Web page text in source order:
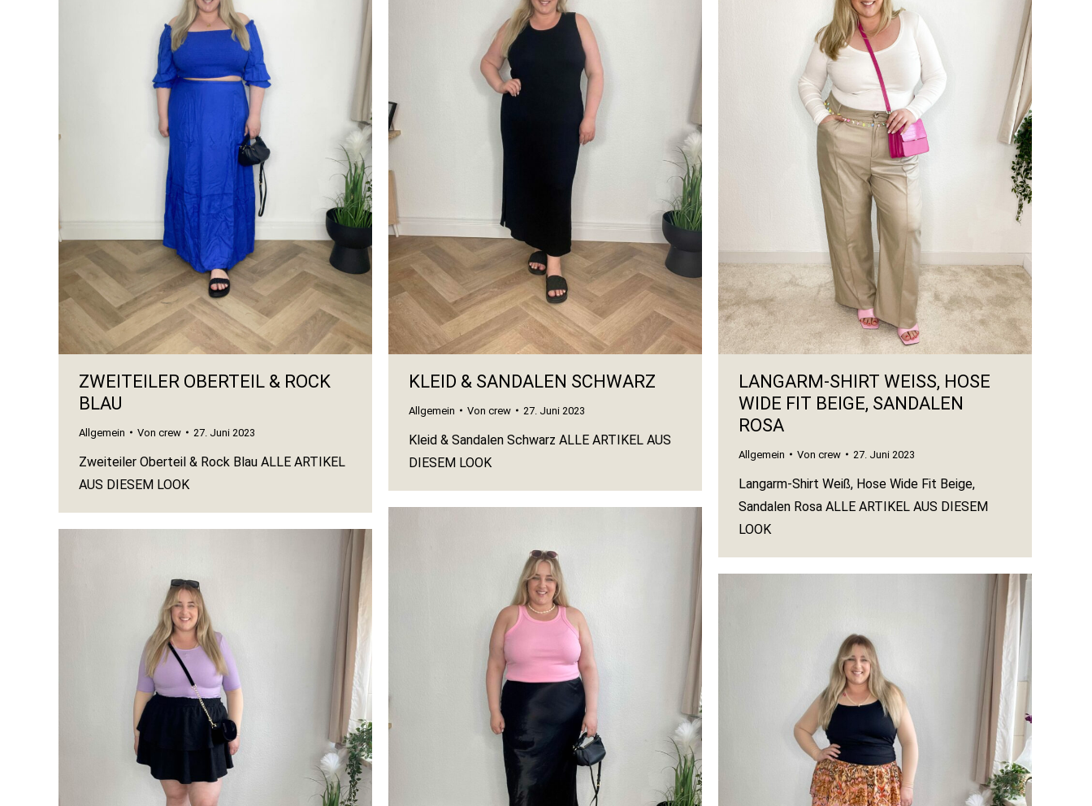
ZWEITEILER OBERTEIL & ROCK
BLAU
Allgemein Von crew 27. Juni 2023
Zweiteiler Oberteil & Rock Blau ALLE ARTIKEL
AUS DIESEM LOOK
KLEID & SANDALEN SCHWARZ
Allgemein Von crew 27. Juni 2023
Kleid & Sandalen Schwarz ALLE ARTIKEL AUS
DIESEM LOOK
LANGARM-SHIRT WEISS, HOSE W
IDE FIT BEIGE, SANDALEN R
OSA
Allgemein Von crew 27. Juni 2023
Langarm-Shirt Weiß, Hose Wide Fit Beige,
Sandalen Rosa ALLE ARTIKEL AUS DIESEM
LOOK